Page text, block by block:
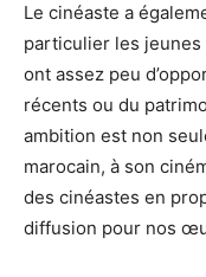
Le cinéaste a
particulier les
ont assez peu
récents ou du
ambition est non
marocain, à son
des cinéastes en
diffusion pour nos